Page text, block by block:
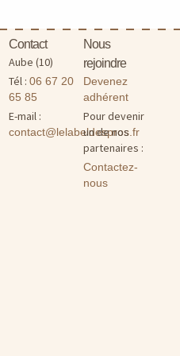
Contact
Aube (10)
Tél : 06 67 20
65 85
E-mail :
contact@lelabeldespros.fr
Nous
rejoindre
Devenez
adhérent
Pour devenir
un de nos
partenaires :
Contactez-
nous